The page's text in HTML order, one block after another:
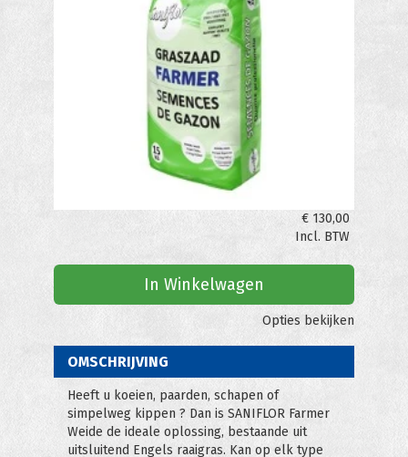
€ 130,00
Incl. BTW
In Winkelwagen
Opties bekijken
OMSCHRIJVING
Heeft u koeien, paarden, schapen of
simpelweg kippen ? Dan is SANIFLOR Farmer
Weide de ideale oplossing, bestaande uit
uitsluitend Engels raaigras. Kan op elk type